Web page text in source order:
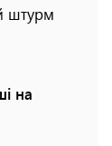
штурм
на